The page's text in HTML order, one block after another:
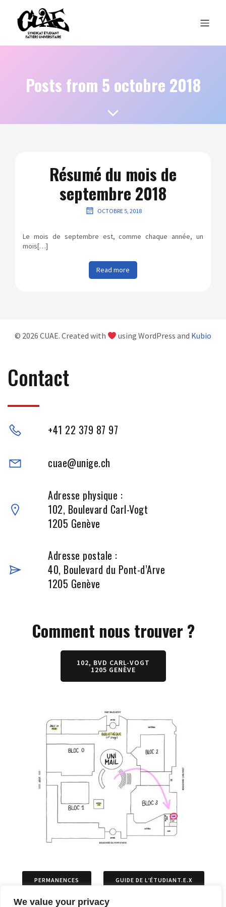
We value your privacy
Posts from 5 octobre 2018
Résumé du mois de
septembre 2018
OCTOBRE 5, 2018
Le mois de septembre est, comme chaque année, un
mois[…]
Read more
© 2026 CUAE. Created with using WordPress and Kubio
Contact
+41 22 379 87 97
cuae@unige.ch
Adresse physique :
102, Boulevard Carl-Vogt
1205 Genève
Adresse postale :
40, Boulevard du Pont-d’Arve
1205 Genève
Comment nous trouver ?
102, BVD CARL-VOGT
1205 GENÈVE
PERMANENCES GUIDE DE L’ÉTUDIANT.E.X